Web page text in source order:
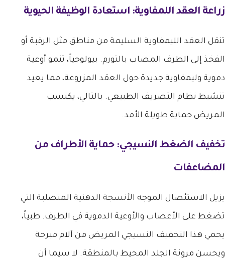
زراعة العقد اللمفاوية: استعادة الوظيفة الحيوية
تنقل العقد الليمفاوية السليمة من مناطق مثل الرقبة أو
الفخذ إلى الطرف المصاب بالتورم. بيولوجياً، تنمو أوعية
دموية وليمفاوية جديدة حول العقد المزروعة، مما يعيد
تنشيط نظام التصريف الطبيعي. بالتالي، يكتسب
المريض حماية طويلة الأمد.
تخفيف الضغط النسيجي: حماية الأطراف من
المضاعفات
يزيل الاستئصال الموجه الأنسجة الدهنية المتصلبة التي
تضغط على الأعصاب والأوعية الدموية في الطرف. طبياً،
يحمي هذا التخفيف النسيجي المريض من آلام مبرحة
ويحسن مرونة الجلد المحيط بالمنطقة. لا سيما أن